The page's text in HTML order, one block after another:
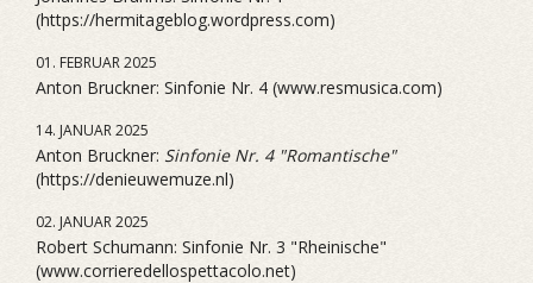
(https://hermitageblog.wordpress.com)
01. FEBRUAR 2025
Anton Bruckner: Sinfonie Nr. 4 (www.resmusica.com)
14. JANUAR 2025
Anton Bruckner: Sinfonie Nr. 4 "Romantische"
(https://denieuwemuze.nl)
02. JANUAR 2025
Robert Schumann: Sinfonie Nr. 3 "Rheinische"
(www.corrieredellospettacolo.net)